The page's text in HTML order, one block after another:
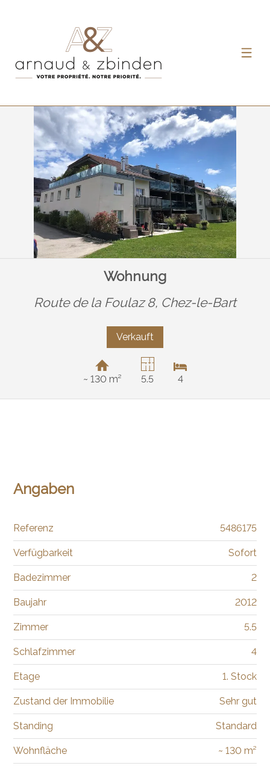
Wohnung
Route de la Foulaz 8, Chez-le-Bart
Verkauft
~ 130 m² 5.5 4
Angaben
Referenz 5486175
Verfügbarkeit Sofort
Badezimmer 2
Baujahr 2012
Zimmer 5.5
Schlafzimmer 4
Etage 1. Stock
Zustand der Immobilie Sehr gut
Standing Standard
Wohnfläche ~ 130 m²